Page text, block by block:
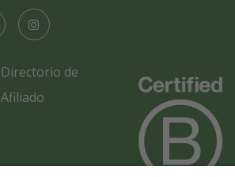
Directorio de
Afiliado